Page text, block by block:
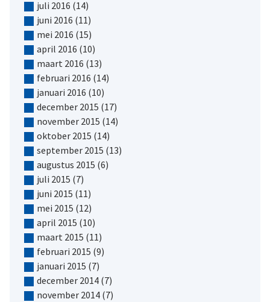
juli 2016 (14)
juni 2016 (11)
mei 2016 (15)
april 2016 (10)
maart 2016 (13)
februari 2016 (14)
januari 2016 (10)
december 2015 (17)
november 2015 (14)
oktober 2015 (14)
september 2015 (13)
augustus 2015 (6)
juli 2015 (7)
juni 2015 (11)
mei 2015 (12)
april 2015 (10)
maart 2015 (11)
februari 2015 (9)
januari 2015 (7)
december 2014(7)
november 2014(7)